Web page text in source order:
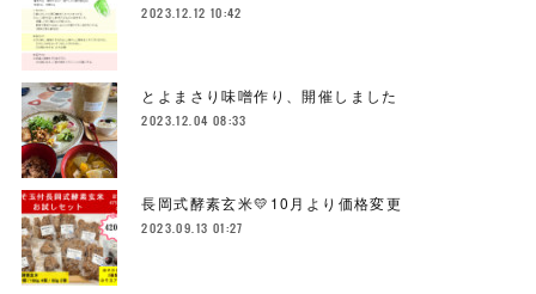
2023.12.12 10:42
とよまさり味噌作り、開催しました
2023.12.04 08:33
長岡式酵素玄米💛10月より価格変更
2023.09.13 01:27